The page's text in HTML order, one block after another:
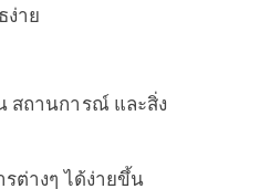
ง่าย
สถานการณ์ และสิ่ง
ต่างๆ ได้ง่ายขึ้น